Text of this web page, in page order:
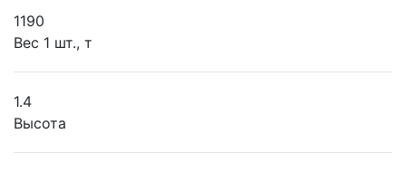
1190
Вес 1 шт., т
1.4
Высота